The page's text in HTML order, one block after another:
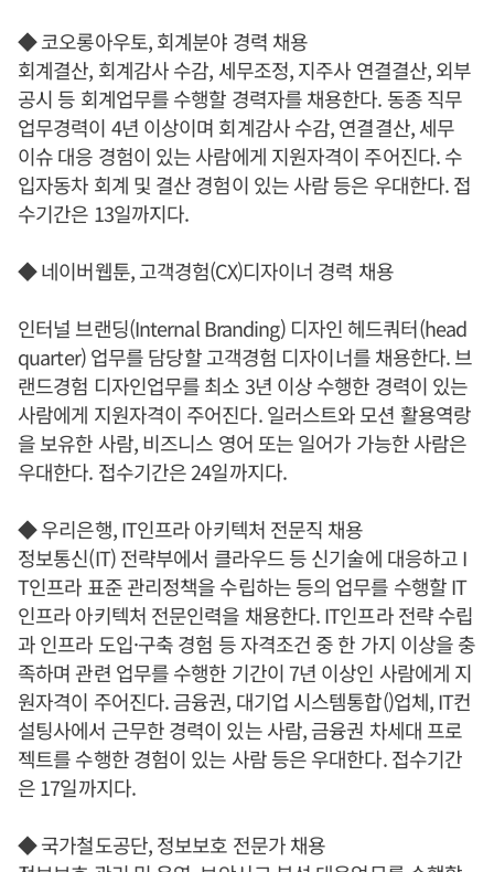
◆ 코오롱아우토, 회계분야 경력 채용
회계결산, 회계감사 수감, 세무조정, 지주사 연결결산, 외부
공시 등 회계업무를 수행할 경력자를 채용한다. 동종 직무
업무경력이 4년 이상이며 회계감사 수감, 연결결산, 세무
이슈 대응 경험이 있는 사람에게 지원자격이 주어진다. 수
입자동차 회계 및 결산 경험이 있는 사람 등은 우대한다. 접
수기간은 13일까지다.
◆ 네이버웹툰, 고객경험(CX)디자이너 경력 채용
인터널 브랜딩(Internal Branding) 디자인 헤드쿼터(head
quarter) 업무를 담당할 고객경험 디자이너를 채용한다. 브
랜드경험 디자인업무를 최소 3년 이상 수행한 경력이 있는
사람에게 지원자격이 주어진다. 일러스트와 모션 활용역랑
을 보유한 사람, 비즈니스 영어 또는 일어가 가능한 사람은
우대한다. 접수기간은 24일까지다.
◆ 우리은행, IT인프라 아키텍처 전문직 채용
정보통신(IT) 전략부에서 클라우드 등 신기술에 대응하고 I
T인프라 표준 관리정책을 수립하는 등의 업무를 수행할 IT
인프라 아키텍처 전문인력을 채용한다. IT인프라 전략 수립
과 인프라 도입·구축 경험 등 자격조건 중 한 가지 이상을 충
족하며 관련 업무를 수행한 기간이 7년 이상인 사람에게 지
원자격이 주어진다. 금융권, 대기업 시스템통합()업체, IT컨
설팅사에서 근무한 경력이 있는 사람, 금융권 차세대 프로
젝트를 수행한 경험이 있는 사람 등은 우대한다. 접수기간
은 17일까지다.
◆ 국가철도공단, 정보보호 전문가 채용